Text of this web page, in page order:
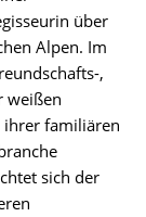
über
Alpen. Im
,
weißen
ihrer familiären
sich der